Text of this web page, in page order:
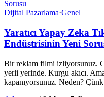
Dijital Pazarlama·Genel
Yaratıcı Yapay Zeka
Endüstrisinin Yeni
Bir reklam filmi izliyorsunuz.
yerli yerinde. Kurgu akıcı.
kapanıyorsunuz. Neden?